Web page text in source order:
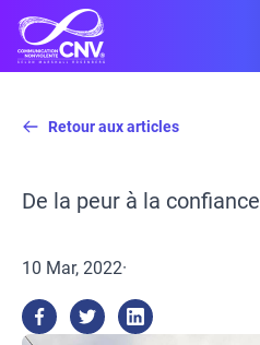
Retour aux articles
De la peur à la confiance
10 Mar, 2022·